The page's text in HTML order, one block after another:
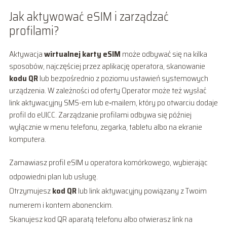
Jak aktywować eSIM i zarządzać
profilami?
Aktywacjawirtualnej karty eSIM może odbywać się na kilka
sposobów, najczęściej przez aplikację operatora, skanowanie
kodu QRlub bezpośrednio z poziomu ustawień systemowych
urządzenia. W zależności od oferty Operator może też wysłać
link aktywacyjny SMS-em lub e‑mailem, który po otwarciu dodaje
profil do eUICC. Zarządzanie profilami odbywa się później
wyłącznie w menu telefonu, zegarka, tabletu albo na ekranie
komputera.
Zamawiasz profil eSIM u operatora komórkowego, wybierając
odpowiedni plan lub usługę.
Otrzymujeszkod QRlub link aktywacyjny powiązany z Twoim
numerem i kontem abonenckim.
Skanujesz kod QR aparatą telefonu albo otwierasz link na